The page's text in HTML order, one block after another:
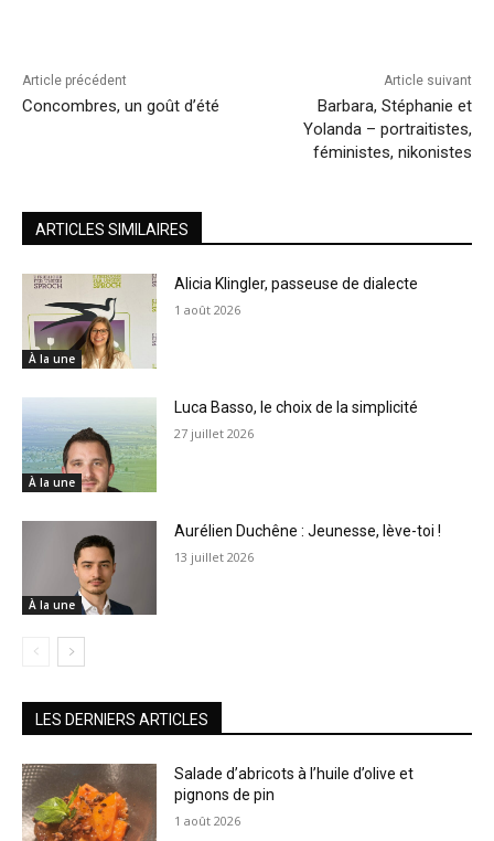
Article précédent
Concombres, un goût d’été
Article suivant
Barbara, Stéphanie et
Yolanda – portraitistes,
féministes, nikonistes
ARTICLES SIMILAIRES
À la une
Alicia Klingler, passeuse de dialecte
1 août 2026
À la une
Luca Basso, le choix de la simplicité
27 juillet 2026
À la une
Aurélien Duchêne : Jeunesse, lève-toi !
13 juillet 2026
LES DERNIERS ARTICLES
Salade d’abricots à l’huile d’olive et
pignons de pin
1 août 2026